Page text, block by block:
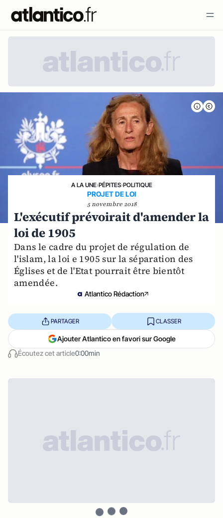
A LA UNE›PÉPITES›POLITIQUE
PROJET DE LOI
5 novembre 2018
L'exécutif prévoirait d'amender la
loi de 1905
Dans le cadre du projet de régulation de
l'islam, la loi e 1905 sur la séparation des
Églises et de l'Etat pourrait être bientôt
amendée.
Atlantico Rédaction
Écoutez cet article0:00min
PARTAGER CLASSER
Ajouter Atlantico en favori sur Google